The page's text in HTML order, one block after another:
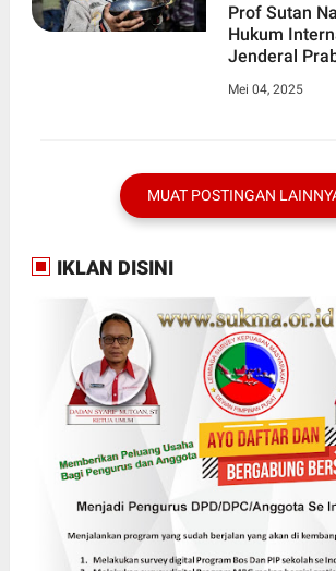
Prof Sutan
Hukum
Jenderal
Mati
Mei 04, 2025
MUAT POSTINGAN
IKLAN DISINI